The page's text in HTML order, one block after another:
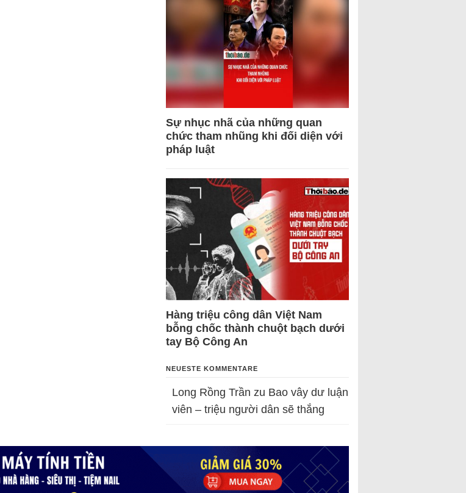
Sự nhục nhã của những quan
chức tham nhũng khi đối diện với
pháp luật
Hàng triệu công dân Việt Nam
bỗng chốc thành chuột bạch dưới
tay Bộ Công An
NEUESTE KOMMENTARE
Long Rồng Trần zu Bao vây dư luận
viên – triệu người dân sẽ thắng